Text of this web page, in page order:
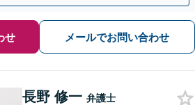
せ メールでお問い合わせ
長野 修一 弁護士